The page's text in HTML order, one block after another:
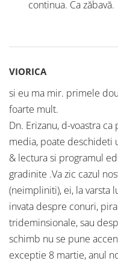
continua. Ca zăbavă.
VIORICA
si eu ma mir. primele
foarte mult.
Dn. Erizanu, d-voastra
media, poate deschideti
& lectura si programul
gradinite .Va zic cazul
(neimpliniti), ei, la varsta
invata despre conuri,
trideminsionale, sau
schimb nu se pune
exceptie 8 martie, anul